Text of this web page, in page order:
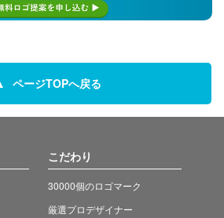
ページTOPへ戻る
こだわり
30000個のロゴマーク
厳選プロデザイナー